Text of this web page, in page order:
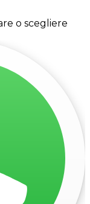
o scegliere